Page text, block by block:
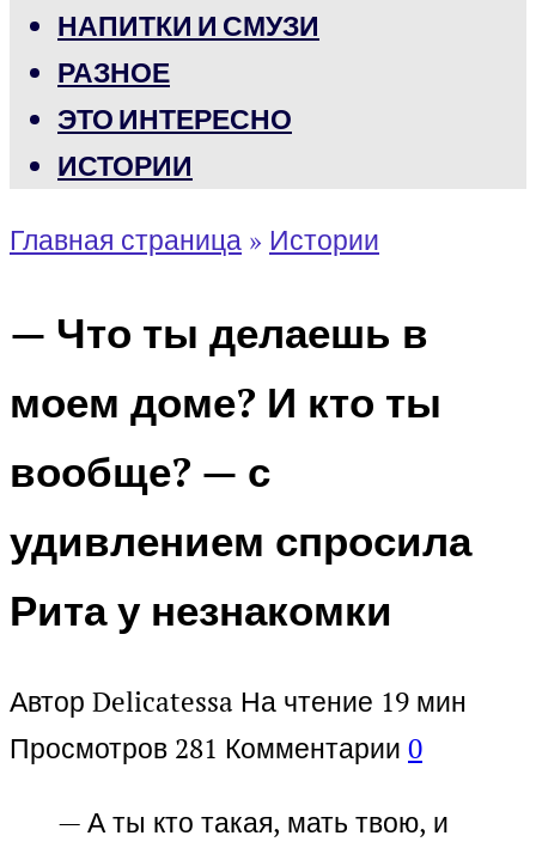
НАПИТКИ И СМУЗИ
РАЗНОЕ
ЭТО ИНТЕРЕСНО
ИСТОРИИ
Главная страница » Истории
— Что ты делаешь в
моем доме? И кто ты
вообще? — с
удивлением спросила
Рита у незнакомки
Автор Delicatessa На чтение 19 мин
Просмотров 281 Комментарии 0
— А ты кто такая, мать твою, и